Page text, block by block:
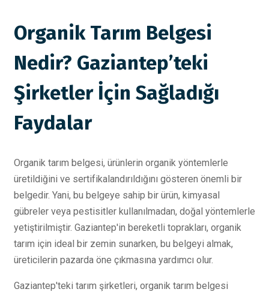
Organik Tarım Belgesi
Nedir? Gaziantep’teki
Şirketler İçin Sağladığı
Faydalar
Organik tarım belgesi, ürünlerin organik yöntemlerle
üretildiğini ve sertifikalandırıldığını gösteren önemli bir
belgedir. Yani, bu belgeye sahip bir ürün, kimyasal
gübreler veya pestisitler kullanılmadan, doğal yöntemlerle
yetiştirilmiştir. Gaziantep'in bereketli toprakları, organik
tarım için ideal bir zemin sunarken, bu belgeyi almak,
üreticilerin pazarda öne çıkmasına yardımcı olur.
Gaziantep'teki tarım şirketleri, organik tarım belgesi